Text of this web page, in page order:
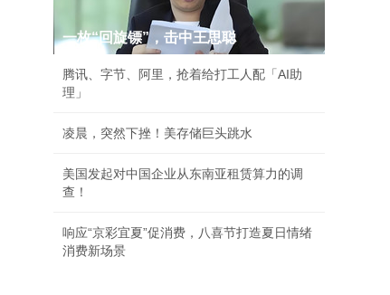
一枚“回旋镖”，击中王思聪
腾讯、字节、阿里，抢着给打工人配「AI助
理」
凌晨，突然下挫！美存储巨头跳水
美国发起对中国企业从东南亚租赁算力的调
查！
响应“京彩宜夏”促消费，八喜节打造夏日情绪
消费新场景